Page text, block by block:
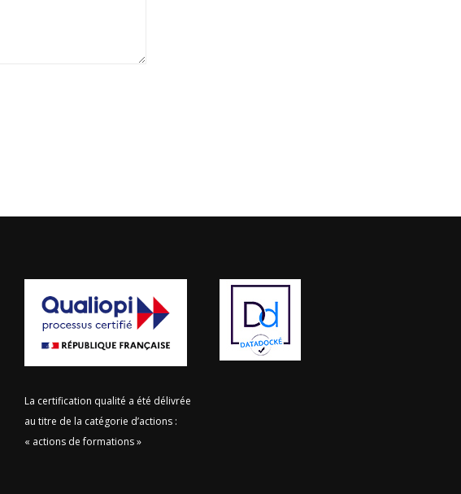
La certification qualité a été délivrée
au titre de la catégorie d’actions :
« actions de formations »